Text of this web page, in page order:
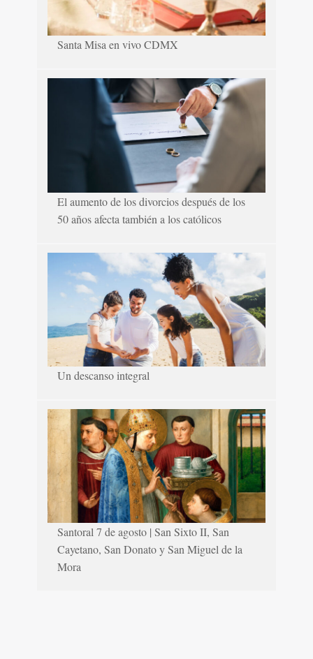
Santa Misa en vivo CDMX
El aumento de los divorcios después de los
50 años afecta también a los católicos
Un descanso integral
Santoral 7 de agosto | San Sixto II, San
Cayetano, San Donato y San Miguel de la
Mora